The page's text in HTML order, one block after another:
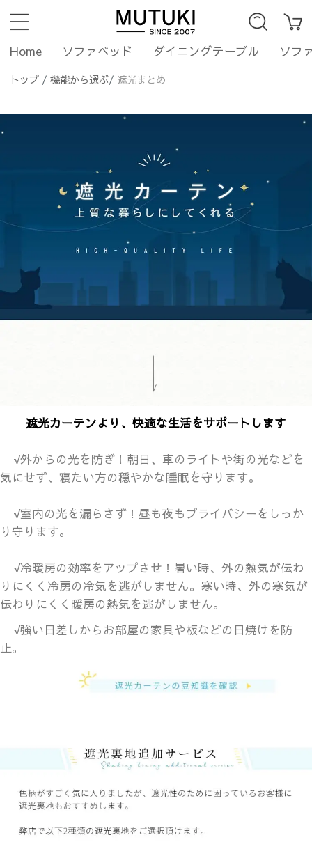
Home ソファベッド ダイニングテーブル ソフ
トップ /機能から選ぶ/ 遮光まとめ
遮光カーテンより、快適な生活をサポートします
√外からの光を防ぎ！朝日、車のライトや街の光などを
気にせず、寝たい方の穏やかな睡眠を守ります。
√室内の光を漏らさず！昼も夜もプライバシーをしっか
り守ります。
√冷暖房の効率をアップさせ！暑い時、外の熱気が伝わ
りにくく冷房の冷気を逃がしません。寒い時、外の寒気が
伝わりにくく暖房の熱気を逃がしません。
√強い日差しからお部屋の家具や板などの日焼けを防
止。